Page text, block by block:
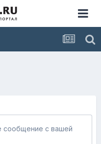
сообщение с вашей